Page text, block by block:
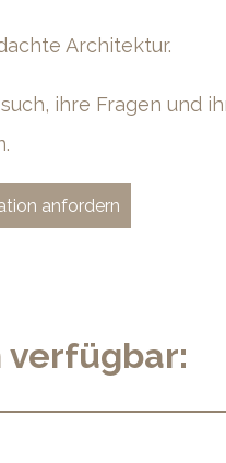
Architektur.
ihre Fragen und
anfordern
verfügbar: